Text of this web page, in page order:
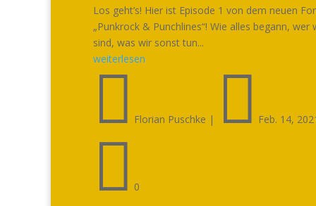
Los geht’s! Hier ist Episode 1 von dem neuen
„Punkrock & Punchlines“! Wie alles begann, wer
sind, was wir sonst tun...
weiterlesen
 Florian Puschke |  Feb. 14,
 0